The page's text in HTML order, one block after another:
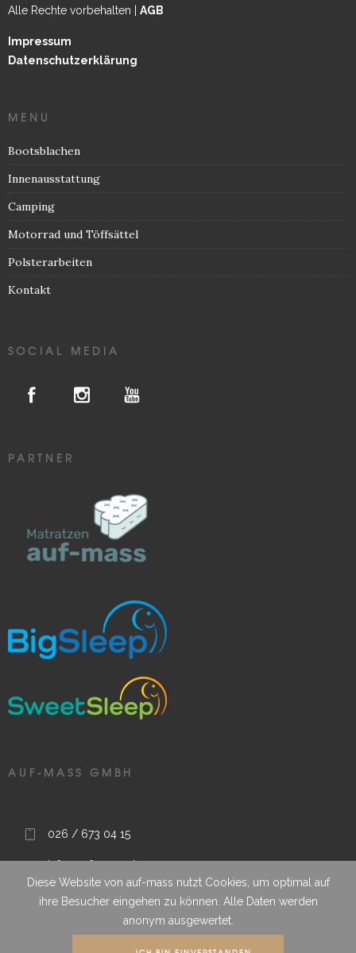
Alle Rechte vorbehalten | AGB
Impressum
Datenschutzerklärung
MENU
Bootsblachen
Innenausstattung
Camping
Motorrad und Töffsättel
Polsterarbeiten
Kontakt
SOCIAL MEDIA
PARTNER
AUF-MASS GMBH
026 / 673 04 15
info@auf-mass.ch
Route sous le Clou 9, 1788 Praz (Vully), FR, Schweiz
Wir garantieren termingerechte Qualitätsarbeit
Diese Website von auf-mass nutzt Cookies, um optimal auf
ihre Besucher eingehen zu können. Alle Daten werden
anonym ausgewertet.